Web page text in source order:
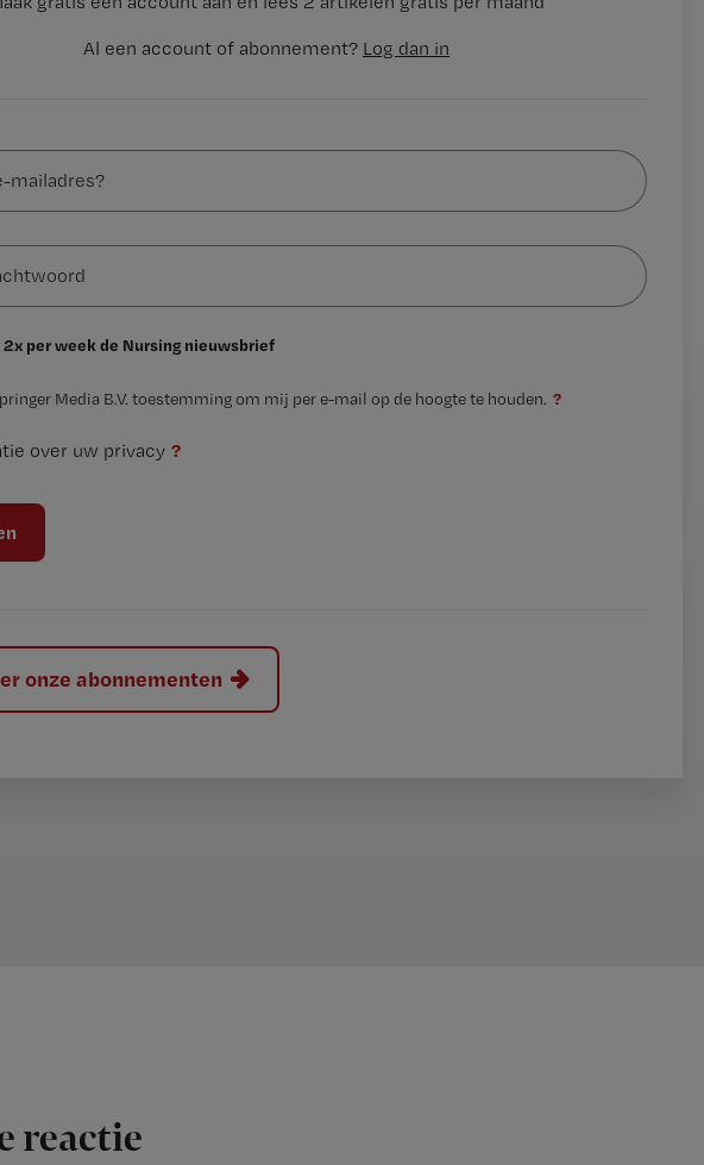
Al een account of abonnement? Log dan in
2x per week de Nursing nieuwsbrief
Media B.V. toestemming om mij per e-mail op de hoogte te houden. ?
over uw privacy ?
onze abonnementen
reactie